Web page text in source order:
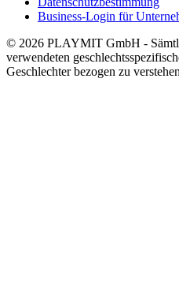
Business-Login für
© 2026 PLAYMIT GmbH -
verwendeten
Geschlechter bezogen zu